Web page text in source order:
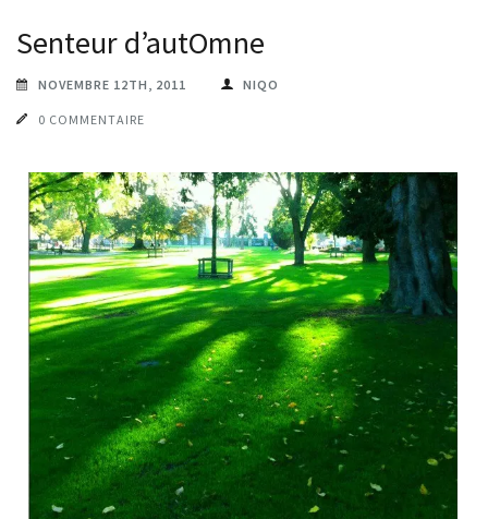
Senteur d’autOmne
NOVEMBRE 12TH, 2011 NIQO
0 COMMENTAIRE